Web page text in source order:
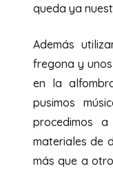
queda ya
Además
fregona y
en la
pusimos
procedimos
materiales de
más que a